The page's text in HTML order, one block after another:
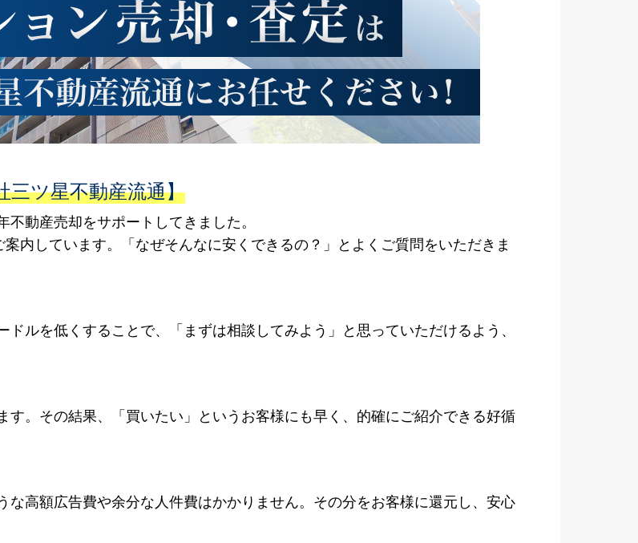
三ツ星不動産流通】
動産売却をサポートしてきました。
内しています。「なぜそんなに安くできるの？」とよくご質問をいただきま
ルを低くすることで、「まずは相談してみよう」と思っていただけるよう、
。その結果、「買いたい」というお客様にも早く、的確にご紹介できる好循
高額広告費や余分な人件費はかかりません。その分をお客様に還元し、安心